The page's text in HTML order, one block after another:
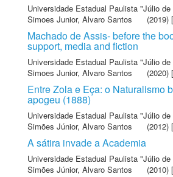
Universidade Estadual Paulista "Júlio
Simoes Junior, Alvaro Santos
(2019)
Machado de Assis- before the
support, media and fiction
Universidade Estadual Paulista "Júlio
Simoes Junior, Alvaro Santos
(2020)
Entre Zola e Eça: o Naturalismo
apogeu (1888)
Universidade Estadual Paulista "Júlio
Simões Júnior, Alvaro Santos
(2012)
A sátira invade a Academia
Universidade Estadual Paulista "Júlio
Simões Júnior, Alvaro Santos
(2010)